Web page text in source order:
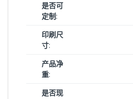
是否可
定制 :
印刷尺
寸:
产品净
重:
是否现